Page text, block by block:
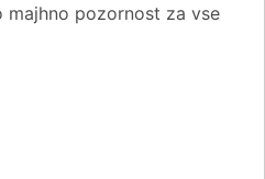
majhno pozornost za vse